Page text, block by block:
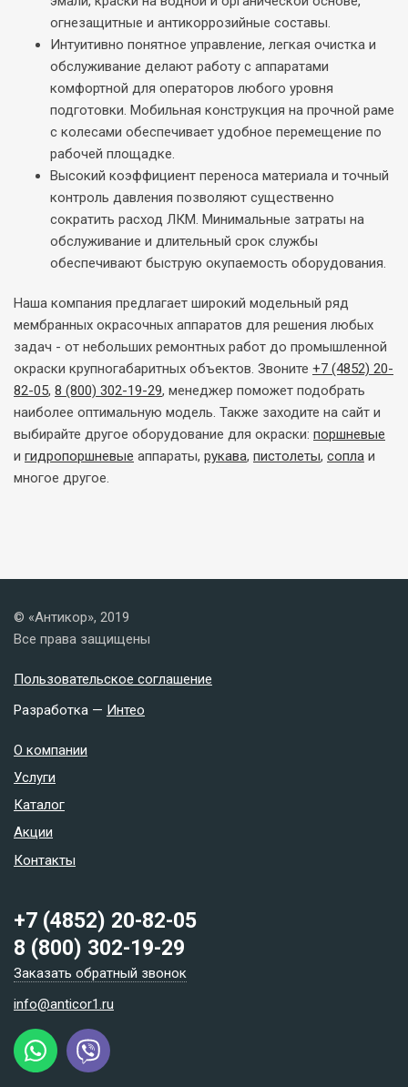
огнезащитные и антикоррозийные составы.
Интуитивно понятное управление, легкая очистка и
обслуживание делают работу с аппаратами
комфортной для операторов любого уровня
подготовки. Мобильная конструкция на прочной раме
с колесами обеспечивает удобное перемещение по
рабочей площадке.
Высокий коэффициент переноса материала и точный
контроль давления позволяют существенно
сократить расход ЛКМ. Минимальные затраты на
обслуживание и длительный срок службы
обеспечивают быструю окупаемость оборудования.
Наша компания предлагает широкий модельный ряд
мембранных окрасочных аппаратов для решения любых
задач - от небольших ремонтных работ до промышленной
окраски крупногабаритных объектов. Звоните +7 (4852) 20-
82-05, 8 (800) 302-19-29, менеджер поможет подобрать
наиболее оптимальную модель. Также заходите на сайт и
выбирайте другое оборудование для окраски: поршневые
и гидропоршневые аппараты, рукава, пистолеты, сопла и
многое другое.
© «Антикор», 2019
Все права защищены
Пользовательское соглашение
Разработка — Интео
О компании
Услуги
Каталог
Акции
Контакты
+7 (4852) 20-82-05
8 (800) 302-19-29
Заказать обратный звонок
info@anticor1.ru